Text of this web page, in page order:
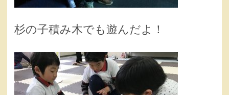
杉の子積み木でも遊んだよ！